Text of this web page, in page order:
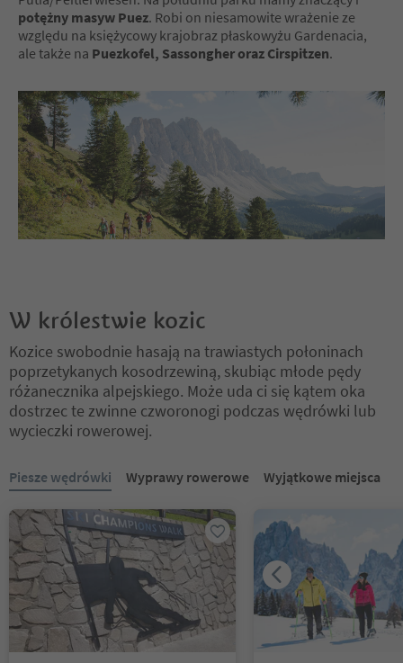
potężny masyw Puez. Robi on niesamowite wrażenie ze
względu na księżycowy krajobraz płaskowyżu Gardenacia,
ale także na Puezkofel, Sassongher oraz Cirspitzen.
W królestwie kozic
Kozice swobodnie hasają na trawiastych połoninach
poprzetykanych kosodrzewiną, skubiąc młode pędy
różanecznika alpejskiego. Może uda ci się kątem oka
dostrzec te zwinne czworonogi podczas wędrówki lub
wycieczki rowerowej.
Znajdujesz się na suwaku z zakładkami. Wybierz zakładkę, aby
Piesze wędrówki Wyprawy rowerowe Wyjątkowe miejsca